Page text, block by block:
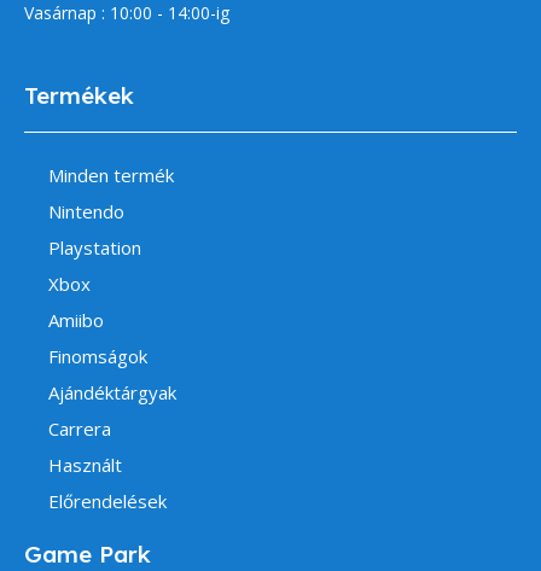
Vasárnap : 10:00 - 14:00-ig
Termékek
Minden termék
Nintendo
Playstation
Xbox
Amiibo
Finomságok
Ajándéktárgyak
Carrera
Használt
Előrendelések
Game Park